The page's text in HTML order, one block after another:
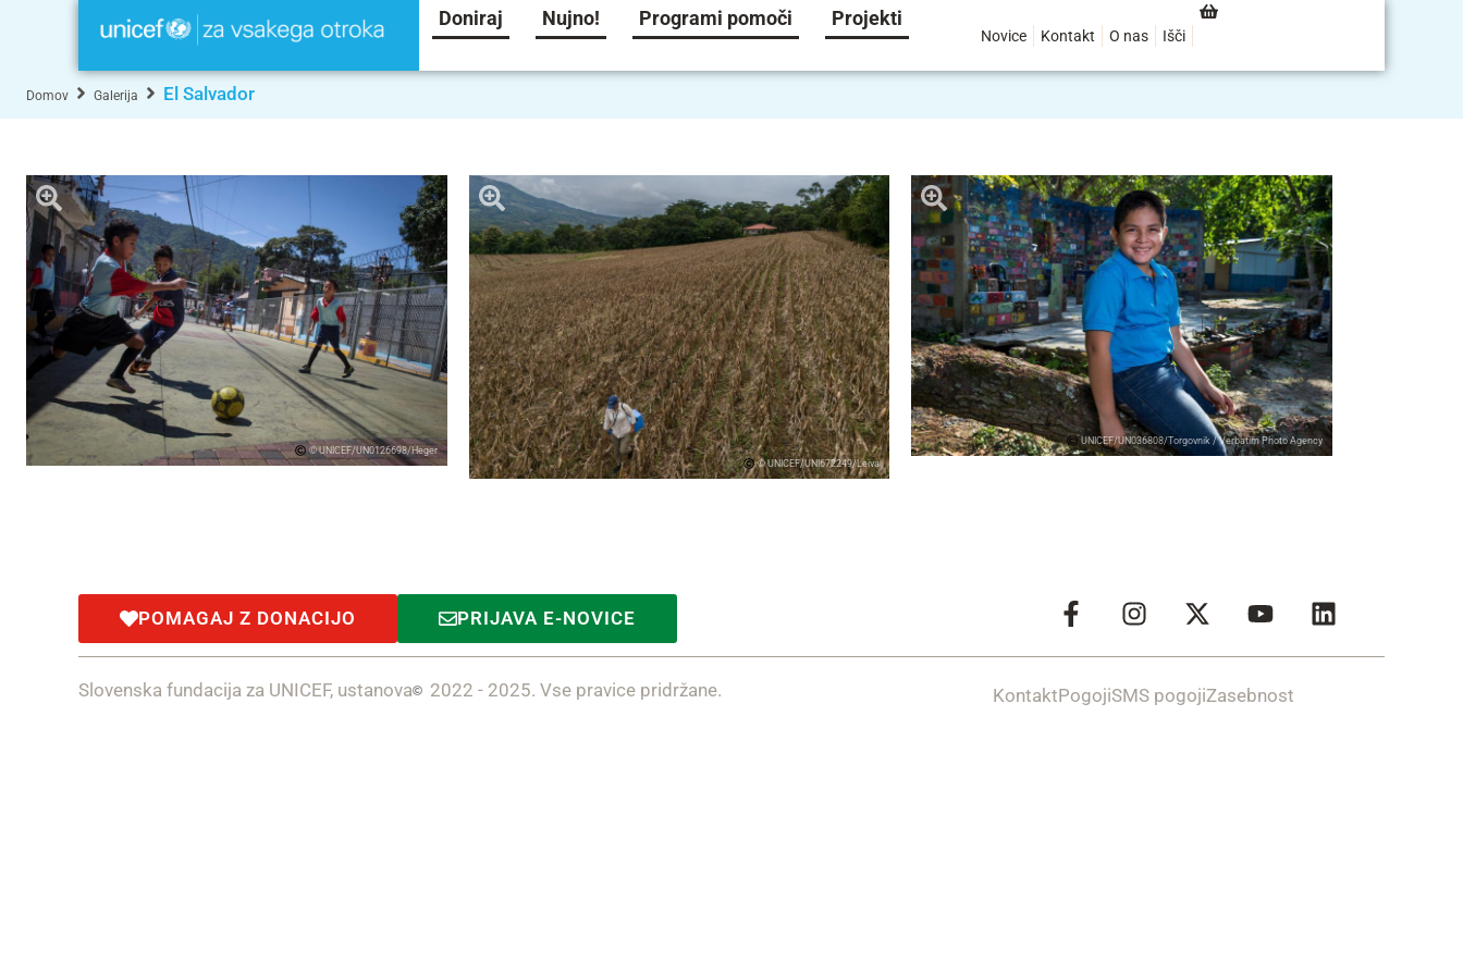
Doniraj Nujno! Programi pomoči Projekti
Novice Kontakt O nas Išči
Domov Galerija El Salvador
© UNICEF/UN0126698/Heger
© UNICEF/UNI672249/Leiva
UNICEF/UN036808/Torgovnik / Verbatim Photo Agency
POMAGAJ Z DONACIJO PRIJAVA E-NOVICE
Slovenska fundacija za UNICEF, ustanova 2022 - 2025. Vse pravice pridržane. KontaktPogojiSMS pogojiZasebnost